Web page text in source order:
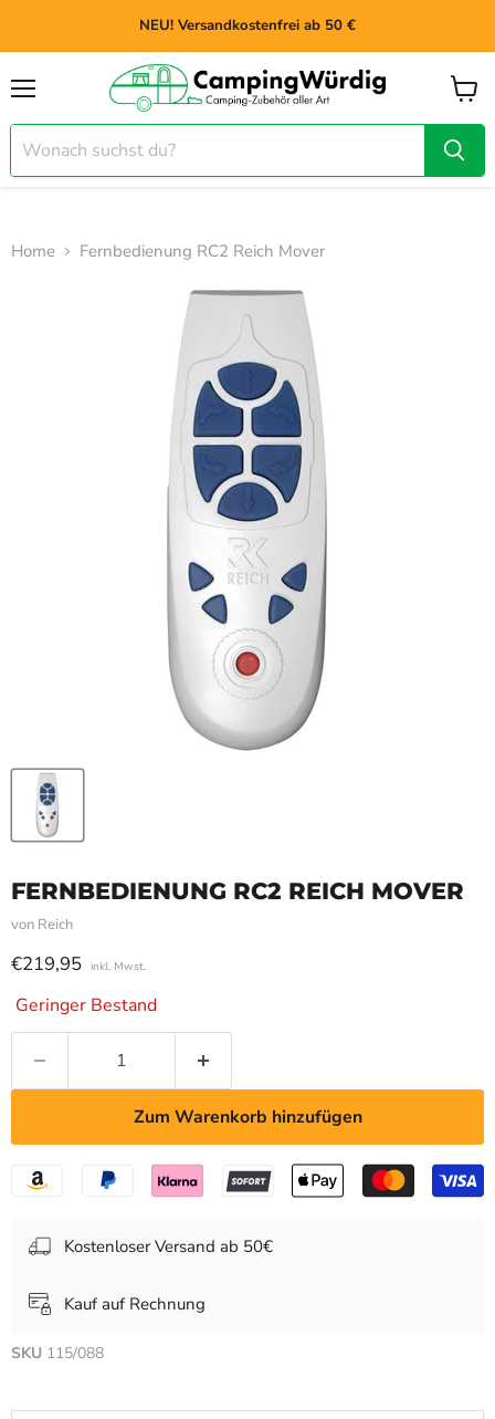
NEU! Versandkostenfrei ab 50 €
Home Fernbedienung RC2 Reich Mover
FERNBEDIENUNG RC2 REICH MOVER
von Reich
Aktueller Preis
€219,95 inkl. Mwst.
Geringer Bestand
Zum Warenkorb hinzufügen
Kostenloser Versand ab 50€
Kauf auf Rechnung
SKU 115/088